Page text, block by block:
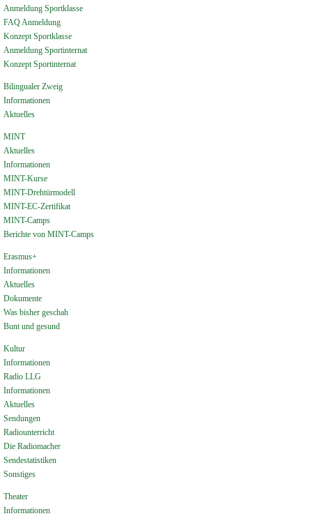
Anmeldung Sportklasse
FAQ Anmeldung
Konzept Sportklasse
Anmeldung Sportinternat
Konzept Sportinternat
Bilingualer Zweig
Informationen
Aktuelles
MINT
Aktuelles
Informationen
MINT-Kurse
MINT-Drehtürmodell
MINT-EC-Zertifikat
MINT-Camps
Berichte von MINT-Camps
Erasmus+
Informationen
Aktuelles
Dokumente
Was bisher geschah
Bunt und gesund
Kultur
Informationen
Radio LLG
Informationen
Aktuelles
Sendungen
Radiounterricht
Die Radiomacher
Sendestatistiken
Sonstiges
Theater
Informationen